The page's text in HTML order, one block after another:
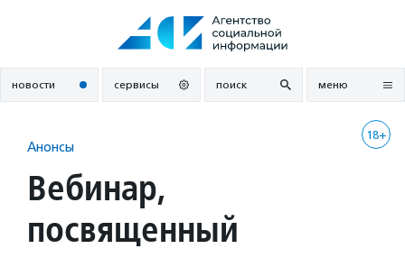
новости сервисы поиск меню
18+
Анонсы
Вебинар,
посвященный